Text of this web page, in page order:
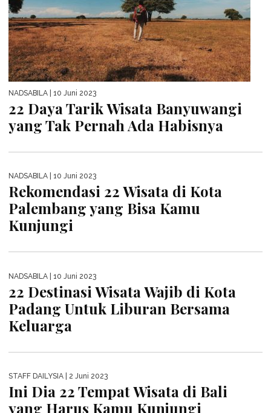
NADSABILA | 10 Juni 2023
22 Daya Tarik Wisata Banyuwangi
yang Tak Pernah Ada Habisnya